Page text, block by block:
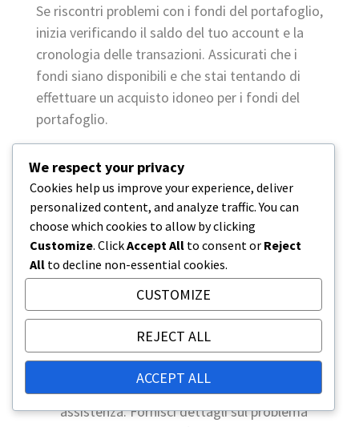
Se riscontri problemi con i fondi del portafoglio,
inizia verificando il saldo del tuo account e la
cronologia delle transazioni. Assicurati che i
fondi siano disponibili e che stai tentando di
effettuare un acquisto idoneo per i fondi del
portafoglio.
passaggi:
Controlla la Connettività:Assicurati di
avere una connessione internet stabile
mentre cerchi di effettuare un acquisto.
Aggiorna le Informazioni dell’Account:
Assicurati che i dettagli del tuo account
siano aggiornati, comprese le modalità di
pagamento collegate al tuo portafoglio.
persistono, contatta il supporto clienti per
assistenza. Fornisci dettagli sul problema
We respect your privacy
Cookies help us improve your experience, deliver
personalized content, and analyze traffic. You can
choose which cookies to allow by clicking
Customize. ClickAccept All to consent or Reject
All to decline non-essential cookies.
CUSTOMIZE
REJECT ALL
ACCEPT ALL